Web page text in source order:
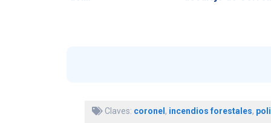
Claves: coronel , incendios forestales,